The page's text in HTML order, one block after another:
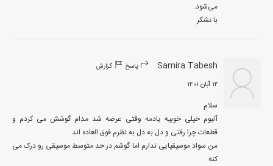
با تشکر
Samira Tabesh پاسخ گزارش
۱۲ آبان ۱۴۰۱